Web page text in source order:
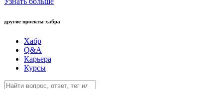
другие проекты хабра
Хабр
Q&A
Карьера
Курсы